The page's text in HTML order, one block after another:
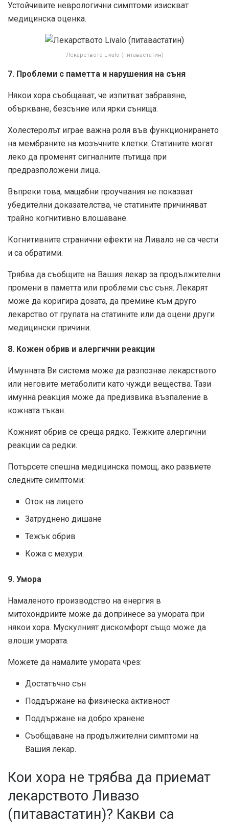
Устойчивите неврологични симптоми изискват
медицинска оценка.
Лекарството Livalo (питавастатин)
7. Проблеми с паметта и нарушения на съня
Някои хора съобщават, че изпитват забравяне,
объркване, безсъние или ярки сънища.
Холестеролът играе важна роля във функционирането
на мембраните на мозъчните клетки. Статините могат
леко да променят сигналните пътища при
предразположени лица.
Въпреки това, мащабни проучвания не показват
убедителни доказателства, че статините причиняват
трайно когнитивно влошаване.
Когнитивните странични ефекти на Ливало не са чести
и са обратими.
Трябва да съобщите на Вашия лекар за продължителни
промени в паметта или проблеми със съня. Лекарят
може да коригира дозата, да премине към друго
лекарство от групата на статините или да оцени други
медицински причини.
8. Кожен обрив и алергични реакции
Имунната Ви система може да разпознае лекарството
или неговите метаболити като чужди вещества. Тази
имунна реакция може да предизвика възпаление в
кожната тъкан.
Кожният обрив се среща рядко. Тежките алергични
реакции са редки.
Потърсете спешна медицинска помощ, ако развиете
следните симптоми:
Оток на лицето
Затруднено дишане
Тежък обрив
Кожа с мехури.
9. Умора
Намаленото производство на енергия в
митохондриите може да допринесе за умората при
някои хора. Мускулният дискомфорт също може да
влоши умората.
Можете да намалите умората чрез:
Достатъчно сън
Поддържане на физическа активност
Поддържане на добро хранене
Съобщаване на продължителни симптоми на
Вашия лекар.
Кои хора не трябва да приемат
лекарството Ливазо
(питавастатин)? Какви са